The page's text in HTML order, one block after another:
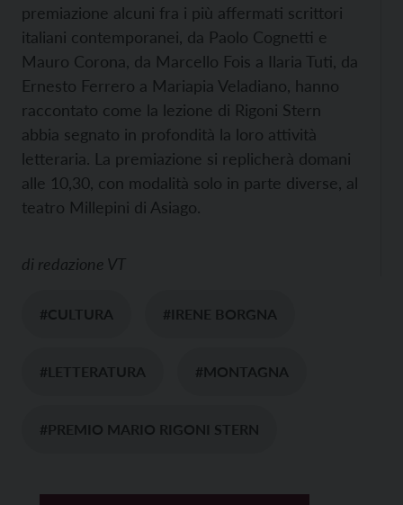
premiazione alcuni fra i più affermati scrittori
italiani contemporanei, da Paolo Cognetti e
Mauro Corona, da Marcello Fois a Ilaria Tuti, da
Ernesto Ferrero a Mariapia Veladiano, hanno
raccontato come la lezione di Rigoni Stern
abbia segnato in profondità la loro attività
letteraria. La premiazione si replicherà domani
alle 10,30, con modalità solo in parte diverse, al
teatro Millepini di Asiago.
di redazione VT
#CULTURA #IRENE BORGNA
#LETTERATURA #MONTAGNA
#PREMIO MARIO RIGONI STERN